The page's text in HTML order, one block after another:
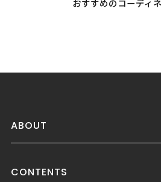
おすすめのコーディ
ABOUT
CONTENTS